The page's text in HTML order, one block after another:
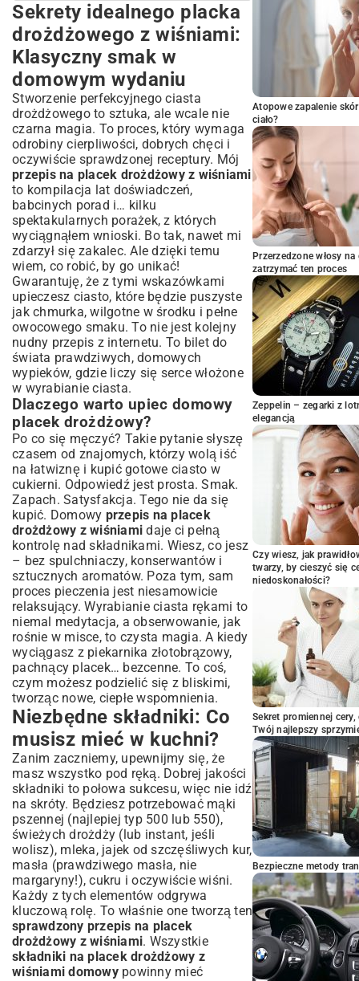
Sekrety idealnego placka drożdżowego z
wiśniami: Klasyczny smak w domowym
wydaniu
Dlaczego warto upiec domowy placek
drożdżowy?
Niezbędne składniki: Co musisz mieć w
kuchni?
Wybór najlepszych wiśni do placka
Rola drożdży i mąki w doskonałym cieście
Krok po kroku do puszystego ciasta
drożdżowego z wiśniami
Przygotowanie zaczynu drożdżowego:
klucz do sukcesu
Wyrabianie ciasta: techniki i cierpliwość
Jak przygotować wiśnie, aby nie
rozmiękczyły ciasta?
Składanie placka i czas na wyrośnięcie
Pieczenie: temperatura i czas dla idealnego
wypieku
Wariacje i porady: Twój placek
drożdżowy zawsze udany!
Pomysły na inne owoce i dodatki
Najczęstsze błędy i jak ich unikać
Placek drożdżowy z kruszonką: Sekrety
doskonałej posypki
Jak podawać i przechowywać placek
drożdżowy z wiśniami?
Pomysły na serwowanie i dekorowanie
Przechowywanie ciasta, aby dłużej cieszyć
się świeżością
Podsumowanie: Smak lata na Twoim
stole
Sekrety idealnego placka
drożdżowego z wiśniami:
Klasyczny smak w
domowym wydaniu
Stworzenie perfekcyjnego ciasta
drożdżowego to sztuka, ale wcale nie
czarna magia. To proces, który wymaga
odrobiny cierpliwości, dobrych chęci i
oczywiście sprawdzonej receptury. Mój
przepis na placek drożdżowy z wiśniami
to kompilacja lat doświadczeń,
babcinych porad i… kilku
spektakularnych porażek, z których
wyciągnąłem wnioski. Bo tak, nawet mi
zdarzył się zakalec. Ale dzięki temu
wiem, co robić, by go unikać!
Gwarantuję, że z tymi wskazówkami
upieczesz ciasto, które będzie puszyste
jak chmurka, wilgotne w środku i pełne
owocowego smaku. To nie jest kolejny
nudny przepis z internetu. To bilet do
świata prawdziwych, domowych
wypieków, gdzie liczy się serce włożone
w wyrabianie ciasta.
Dlaczego warto upiec domowy
placek drożdżowy?
Po co się męczyć? Takie pytanie słyszę
czasem od znajomych, którzy wolą iść
na łatwiznę i kupić gotowe ciasto w
cukierni. Odpowiedź jest prosta. Smak.
Zapach. Satysfakcja. Tego nie da się
kupić. Domowy przepis na placek
drożdżowy z wiśniami daje ci pełną
kontrolę nad składnikami. Wiesz, co jesz
– bez spulchniaczy, konserwantów i
sztucznych aromatów. Poza tym, sam
proces pieczenia jest niesamowicie
relaksujący. Wyrabianie ciasta rękami to
niemal medytacja, a obserwowanie, jak
rośnie w misce, to czysta magia. A kiedy
wyciągasz z piekarnika złotobrązowy,
pachnący placek… bezcenne. To coś,
czym możesz podzielić się z bliskimi,
tworząc nowe, ciepłe wspomnienia.
Niezbędne składniki: Co
musisz mieć w kuchni?
Zanim zaczniemy, upewnijmy się, że
masz wszystko pod ręką. Dobrej jakości
składniki to połowa sukcesu, więc nie idź
na skróty. Będziesz potrzebować mąki
pszennej (najlepiej typ 500 lub 550),
świeżych drożdży (lub instant, jeśli
wolisz), mleka, jajek od szczęśliwych kur,
masła (prawdziwego masła, nie
margaryny!), cukru i oczywiście wiśni.
Każdy z tych elementów odgrywa
kluczową rolę. To właśnie one tworzą ten
sprawdzony przepis na placek
drożdżowy z wiśniami. Wszystkie
składniki na placek drożdżowy z
wiśniami domowypowinny mieć
Atopowe zapalenie
ciało?
Przerzedzone włosy
zatrzymać ten proces
Zeppelin – zegarki z
elegancją
Czy wiesz, jak
twarzy, by cieszyć się
niedoskonałości?
Sekret promiennej
Twój najlepszy
Bezpieczne metody